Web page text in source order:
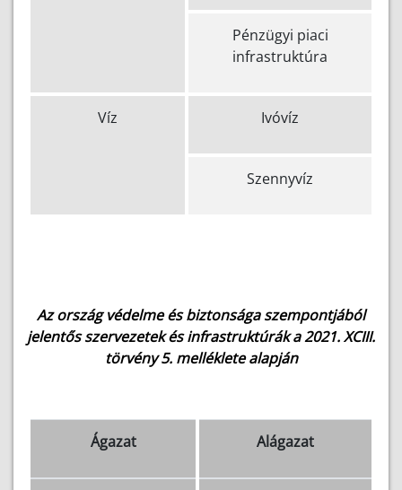
Pénzügyi piaci
infrastruktúra
Víz Ivóvíz
Szennyvíz
Az ország védelme és biztonsága szempontjából
jelentős szervezetek és infrastruktúrák a 2021. XCIII.
törvény 5. melléklete alapján
Ágazat Alágazat